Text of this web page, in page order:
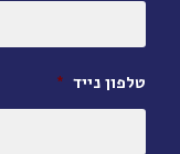
טלפון נייד *